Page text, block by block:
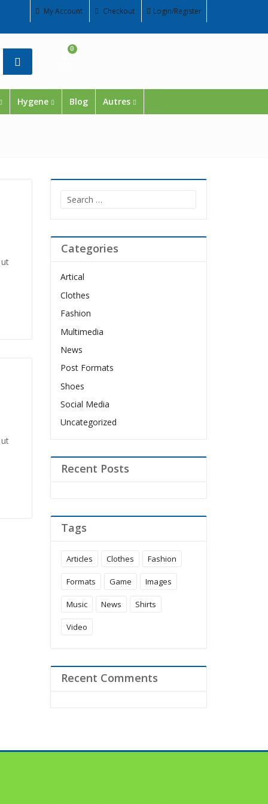
My Account Checkout Login/Register
0
Hygene Blog Autres
Search
Categories
Artical
Clothes
Fashion
Multimedia
News
Post Formats
Shoes
Social Media
Uncategorized
Recent Posts
Tags
Articles Clothes Fashion
Formats Game Images
Music News Shirts
Video
Recent Comments